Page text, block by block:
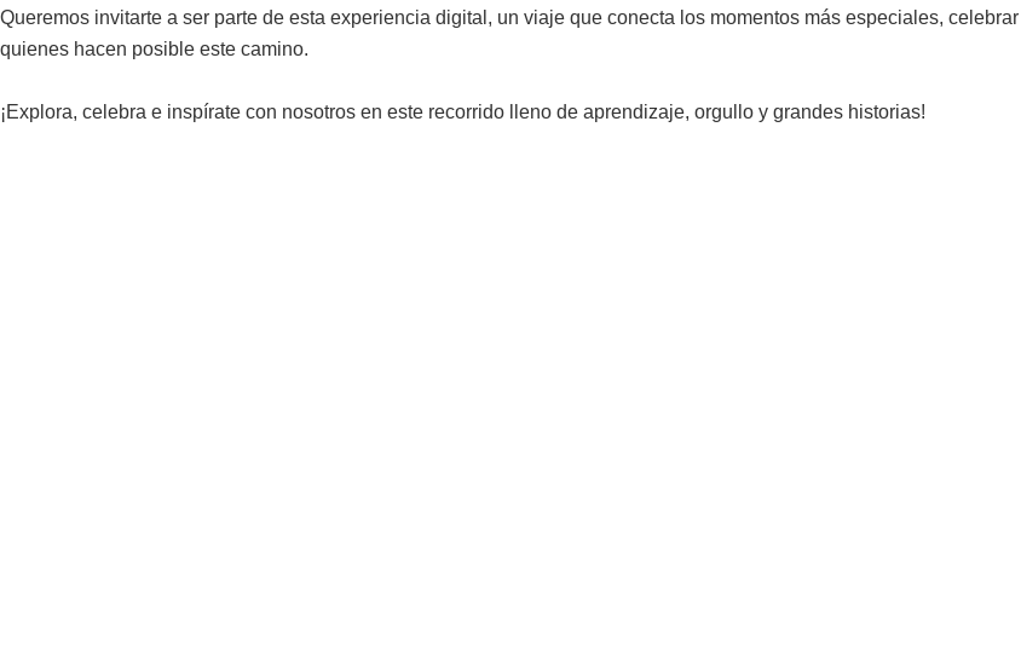
Queremos invitarte a ser parte de esta experiencia digital, un viaje que conecta los momentos más especiales,
quienes hacen posible este camino.
¡Explora, celebra e inspírate con nosotros en este recorrido lleno de aprendizaje, orgullo y grandes historias!